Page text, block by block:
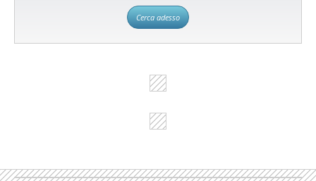
Cerca adesso